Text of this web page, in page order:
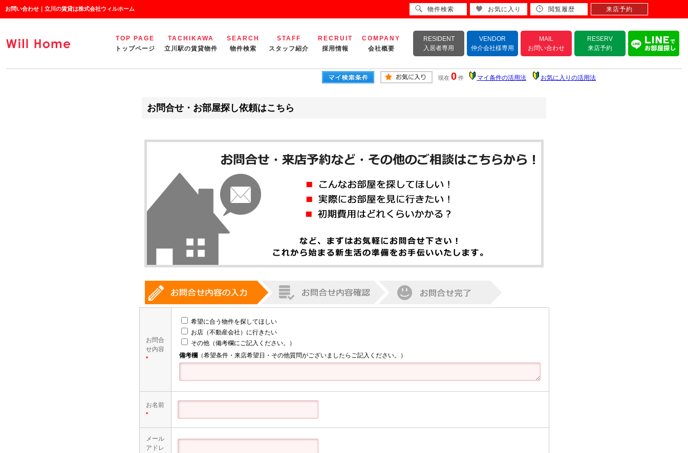
お問い合わせ｜立川の賃貸は株式会社ウィルホーム
TOP PAGE
トップページ
TACHIKAWA
立川駅の賃貸物件
SEARCH
物件検索
STAFF
スタッフ紹介
RECRUIT
採用情報
COMPANY
会社概要
RESIDENT
入居者専用
VENDOR
仲介会社様専用
MAIL
お問い合わせ
RESERV
来店予約
現在 0 件 マイ条件の活用法 お気に入りの活用法
お問合せ・お部屋探し依頼はこちら
お問合
せ内容
*
希望に合う物件を探してほしい
お店（不動産会社）に行きたい
その他（備考欄にご記入ください。）
備考欄 （希望条件・来店希望日・その他質問がございましたらご記入ください。）
お名前
*
メール
アドレ
物件検索 お気に入り 閲覧履歴 来店予約